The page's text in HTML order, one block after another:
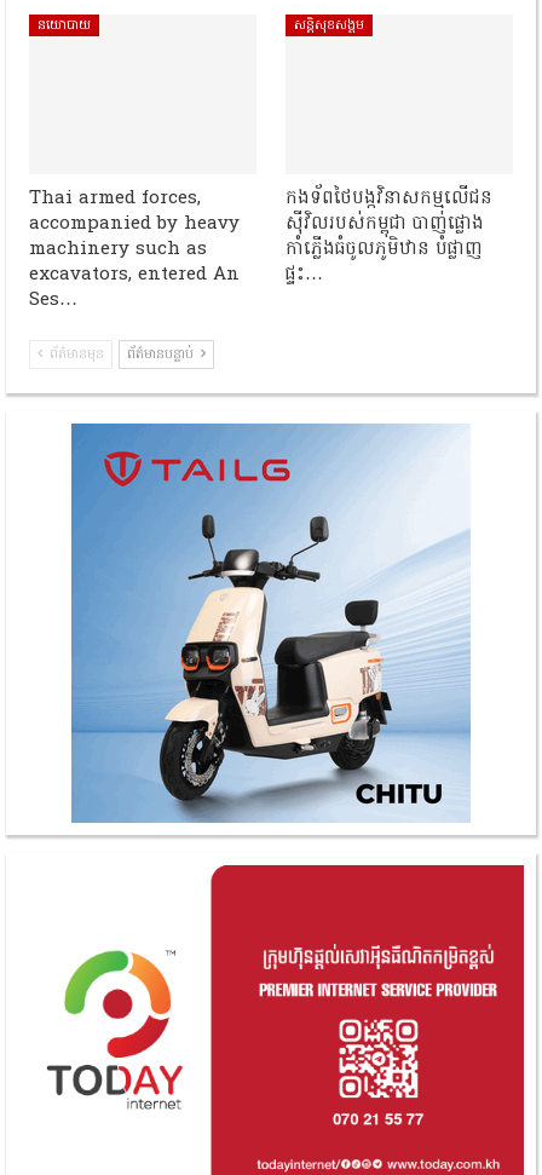
នយោបាយ
Thai armed forces,
accompanied by heavy
machinery such as
excavators, entered An
Ses…
សន្តិសុខសង្គម
កងទ័ពថៃបង្កវិនាសកម្មលើជន
ស៊ីវិលរបស់កម្ពុជា បាញ់ផ្លោង
កាំភ្លើងធំចូលភូមិឋាន បំផ្លាញ
ផ្ទះ…
ព័ត៌មានមុន ព័ត៌មានបន្ទាប់